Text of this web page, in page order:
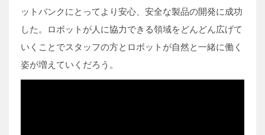
ットバンクにとってより安心、安全な製品の開発に成功
した。ロボットが人に協力できる領域をどんどん広げて
いくことでスタッフの方とロボットが自然と一緒に働く
姿が増えていくだろう。